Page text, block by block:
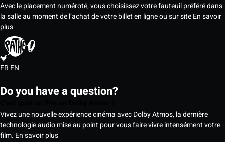
Avec le placement numéroté, vous choisissez votre fauteuil préféré dans
la salle au moment de l’achat de votre billet en ligne ou sur siteEn savoir
plus
FREN
Do you have a question?
Vivez une nouvelle expérience cinéma avec Dolby Atmos, la dernière
technologie audio mise au point pour vous faire vivre intensément votre
film. En savoir plus